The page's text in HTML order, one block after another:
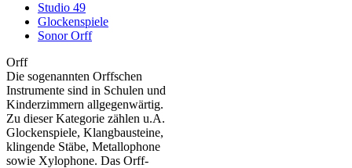
Studio 49
Glockenspiele
Sonor Orff
Orff
Die sogenannten Orffschen
Instrumente sind in Schulen und
Kinderzimmern allgegenwärtig.
Zu dieser Kategorie zählen u.A.
Glockenspiele, Klangbausteine,
klingende Stäbe, Metallophone
sowie Xylophone. Das Orff-